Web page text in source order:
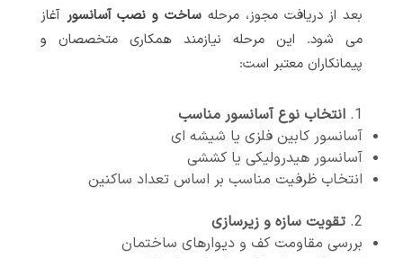
بعد از دریافت مجوز، مرحله ساخت و نصب آسانسور آغاز
می شود. این مرحله نیازمند همکاری متخصصان و
پیمانکاران معتبر است:
انتخاب نوع آسانسور مناسب
آسانسور کابین فلزی یا شیشه ای
آسانسور هیدرولیکی یا کششی
انتخاب ظرفیت مناسب بر اساس تعداد ساکنین
تقویت سازه و زیرسازی
بررسی مقاومت کف و دیوارهای ساختمان